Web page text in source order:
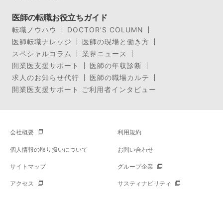
医師の転職お役立ちガイド
転職ノウハウ
DOCTOR’S COLUMN
医師転職ナレッジ
医師の現場と働き方
スペシャルコラム
業界ニュース
開業医支援サポート
医師の年収診断
求人のお知らせ代行
医師の職場カルテ
開業医支援サポート ご利用者インタビュー
会社概要 利用規約
個人情報の取り扱いについて お問い合わせ
サイトマップ グループ企業
アクセス サスティナビリティ